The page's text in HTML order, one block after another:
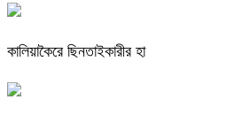
কালিয়াকৈরে ছিনতাইকারীর হা